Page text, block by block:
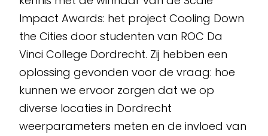
Impact Awards: het project Cooling Down
the Cities door studenten van ROC Da
Vinci College Dordrecht. Zij hebben een
oplossing gevonden voor de vraag: hoe
kunnen we ervoor zorgen dat we op
diverse locaties in Dordrecht
weerparameters meten en de invloed van